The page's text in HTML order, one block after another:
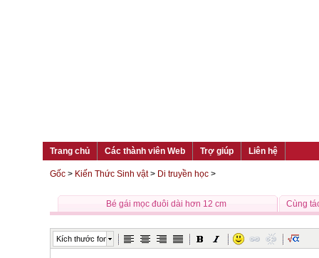
Trang chủ Các thành viên Web Trợ giúp Liên hệ
Gốc > Kiến Thức Sinh vật> Di truyền học >
Bé gái mọc đuôi dài hơn 12 cm Cùng
Kích thước font